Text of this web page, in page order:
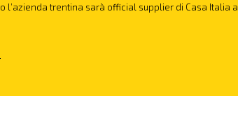
l’azienda trentina sarà official supplier di Casa Italia a